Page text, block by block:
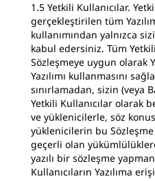
1.5 Yetkili Kullanıcılar.
gerçekleştirilen tüm
kullanımından yalnızca
kabul edersiniz. Tüm
Sözleşmeye uygun olarak
Yazılımı kullanmasını
sınırlamadan, sizin (veya
Yetkili Kullanıcılar olarak
ve yüklenicilerle, söz
yüklenicilerin bu
geçerli olan
yazılı bir sözleşme
Kullanıcıların Yazılıma